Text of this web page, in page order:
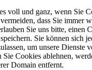
voll und ganz, wenn Sie
dass Sie immer
Sie uns bitte, einen
Sie können sich
um unsere Dienste
Cookies ablehnen,
Domain entfernt.